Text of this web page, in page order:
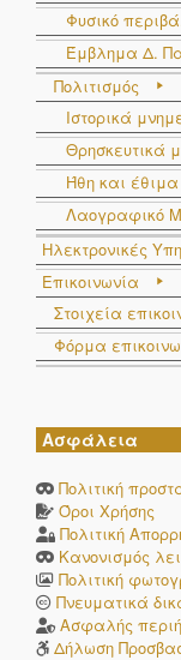
Φυσικό
Έμβλημα Δ.
Πολιτισμός
Ιστορικά
Θρησκευτικά
Ήθη και έθιμα
Λαογραφικό
Ηλεκτρονικές
Επικοινωνία
Στοιχεία
Φόρμα
Ασφάλεια
Πολιτική
Όροι Χρήσης
Πολιτική
Κανονισμός
Πολιτική
Πνευματικά
Ασφαλής
Δήλωση